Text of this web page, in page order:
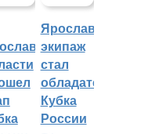
Ярославский
экипаж
стал
обладателем
Кубка
России